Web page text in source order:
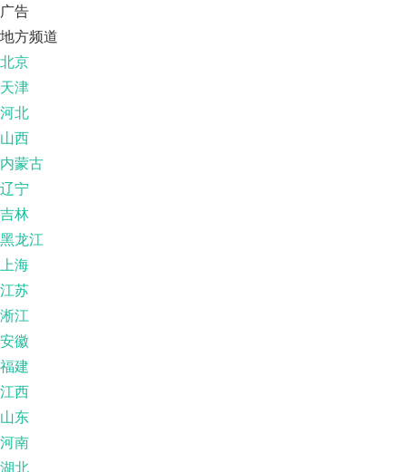
广告
地方频道
北京
天津
河北
山西
内蒙古
辽宁
吉林
黑龙江
上海
江苏
淅江
安徽
福建
江西
山东
河南
湖北